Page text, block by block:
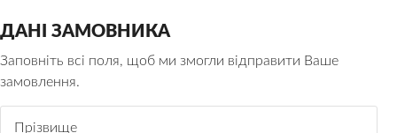
ДАНІ ЗАМОВНИКА
Заповніть всі поля, щоб ми змогли відправити Ваше
замовлення.